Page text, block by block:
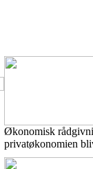
Økonomisk
privatøkonomien